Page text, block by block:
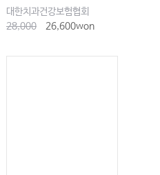
대한치과건강보험협회
28,000
26,600won